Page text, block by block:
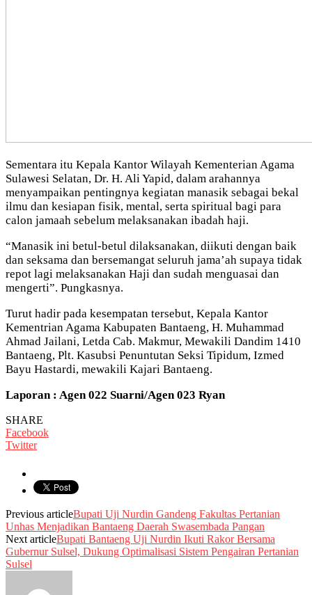
Sementara itu Kepala Kantor Wilayah Kementerian Agama
Sulawesi Selatan, Dr. H. Ali Yapid, dalam arahannya
menyampaikan pentingnya kegiatan manasik sebagai bekal
ilmu dan kesiapan fisik, mental, serta spiritual bagi para
calon jamaah sebelum melaksanakan ibadah haji.
“Manasik ini betul-betul dilaksanakan, diikuti dengan baik
dan seksama dan bersemangat seluruh jama’ah supaya tidak
repot lagi melaksanakan Haji dan sudah menguasai dan
mengerti”. Pungkasnya.
Turut hadir pada kesempatan tersebut, Kepala Kantor
Kementrian Agama Kabupaten Bantaeng, H. Muhammad
Ahmad Jailani, Letda Cab. Makmur, Mewakili Dandim 1410
Bantaeng, Plt. Kasubsi Penuntutan Seksi Tipidum, Izmed
Bayu Hastardi, mewakili Kajari Bantaeng.
Laporan : Agen 022 Suarni/Agen 023 Ryan
SHARE
Facebook
Twitter
Previous articleBupati Uji Nurdin Gandeng Fakultas Pertanian
Unhas Menjadikan Bantaeng Daerah Swasembada Pangan
Next articleBupati Bantaeng Uji Nurdin Ikuti Rakor Bersama
Gubernur Sulsel, Dukung Optimalisasi Sistem Pengairan Pertanian
Sulsel